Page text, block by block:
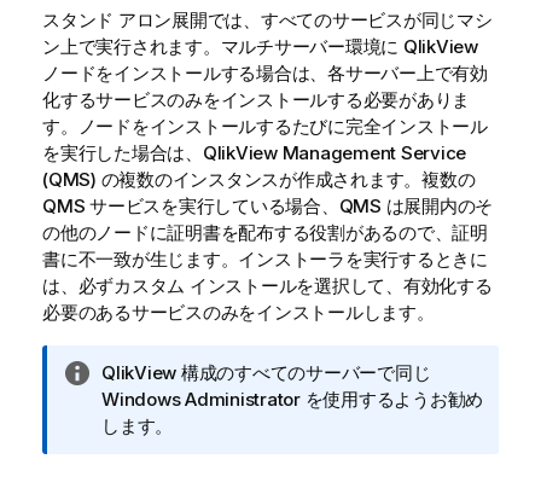
スタンド アロン展開では、すべてのサービスが同じマシ
ン上で実行されます。マルチサーバー環境に QlikView
ノードをインストールする場合は、各サーバー上で有効
化するサービスのみをインストールする必要がありま
す。ノードをインストールするたびに完全インストール
を実行した場合は、 QlikViewManagement Service
(QMS) の複数のインスタンスが作成されます。複数の
QMS サービスを実行している場合、QMS は展開内のそ
の他のノードに証明書を配布する役割があるので、証明
書に不一致が生じます。インストーラを実行するときに
は、必ずカスタム インストールを選択して、有効化する
必要のあるサービスのみをインストールします。
情
報
メ
QlikView 構成のすべてのサーバーで同じ
Windows Administrator を使用するようお勧め
します。